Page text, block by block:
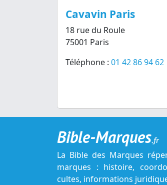
Cavavin Paris
18 rue du Roule
75001 Paris
Téléphone : 01 42 86 94 62
Bible-Marques.fr
La Bible des Marques
marques : histoire,
cultes, informations